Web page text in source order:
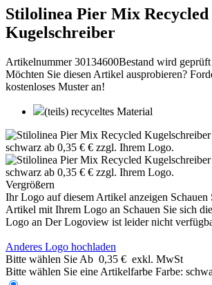
Stilolinea Pier Mix Recycled
Kugelschreiber
Artikelnummer 30134600Bestand wird geprüft
Möchten Sie diesen Artikel ausprobieren?
kostenloses Muster an!
(teils) recyceltes Material
Vergrößern
Ihr Logo auf diesem Artikel anzeigen Schauen
Artikel mit Ihrem Logo an Schauen Sie sich
Logo an Der Logoview ist leider nicht
Anderes Logo hochladen
Bitte wählen Sie Ab 0,35 € exkl. MwSt
Bitte wählen Sie eine Artikelfarbe Farbe: